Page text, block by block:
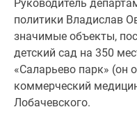
Подмосковья
комнатные
комнатные
Руководитель
политики Владислав
значимые объекты,
детский сад на 350
«Саларьево парк» (он
коммерческий
Лобачевского.